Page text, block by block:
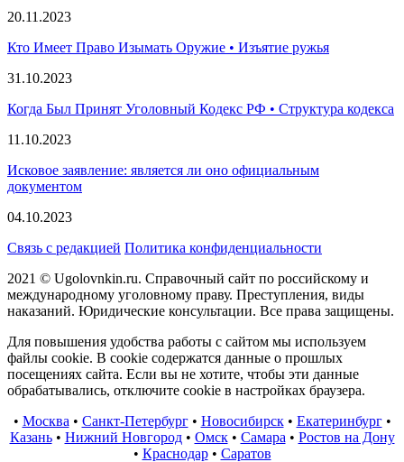
20.11.2023
Кто Имеет Право Изымать Оружие • Изъятие ружья
31.10.2023
Когда Был Принят Уголовный Кодекс РФ • Структура кодекса
11.10.2023
Исковое заявление: является ли оно официальным
документом
04.10.2023
Связь с редакцией Политика конфиденциальности
2021 © Ugolovnkin.ru. Справочный сайт по российскому и
международному уголовному праву. Преступления, виды
наказаний. Юридические консультации. Все права защищены.
Для повышения удобства работы с сайтом мы используем
файлы cookie. В cookie содержатся данные о прошлых
посещениях сайта. Если вы не хотите, чтобы эти данные
обрабатывались, отключите cookie в настройках браузера.
• Москва • Санкт-Петербург• Новосибирск• Екатеринбург•
Казань• Нижний Новгород• Омск• Самара • Ростов на Дону
• Краснодар• Саратов